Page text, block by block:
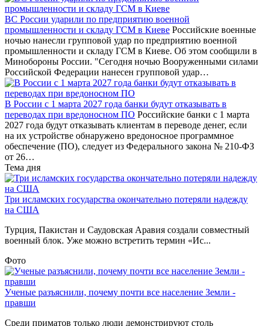
ВС России ударили по предприятию военной
промышленности и складу ГСМ в Киеве Российские военные
ночью нанесли групповой удар по предприятию военной
промышленности и складу ГСМ в Киеве. Об этом сообщили в
Минобороны России. "Сегодня ночью Вооруженными силами
Российской Федерации нанесен групповой удар…
В России с 1 марта 2027 года банки будут отказывать в
переводах при вредоносном ПО Российские банки с 1 марта
2027 года будут отказывать клиентам в переводе денег, если
на их устройстве обнаружено вредоносное программное
обеспечение (ПО), следует из Федерального закона № 210-ФЗ
от 26…
Тема дня
Три исламских государства окончательно потеряли надежду
на США
Турция, Пакистан и Саудовская Аравия создали совместный
военный блок. Уже можно встретить термин «Ис...
Фото
Ученые разъяснили, почему почти все население Земли -
правши
Среди приматов только люди демонстрируют столь